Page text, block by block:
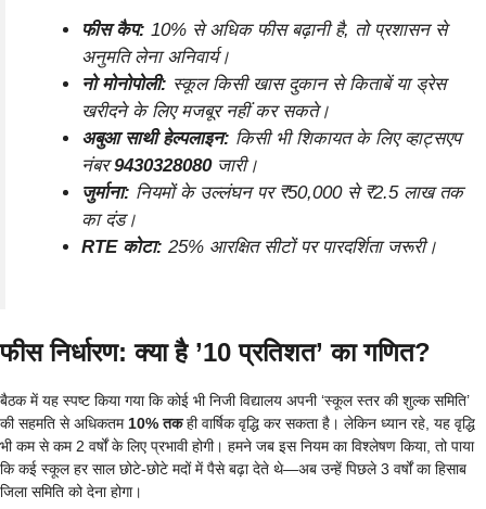
फीस कैप: 10% से अधिक फीस बढ़ानी है, तो प्रशासन से
अनुमति लेना अनिवार्य।
नो मोनोपोली: स्कूल किसी खास दुकान से किताबें या ड्रेस
खरीदने के लिए मजबूर नहीं कर सकते।
अबुआ साथी हेल्पलाइन: किसी भी शिकायत के लिए व्हाट्सएप
नंबर9430328080जारी।
जुर्माना: नियमों के उल्लंघन पर ₹50,000 से ₹2.5 लाख तक
का दंड।
RTE कोटा: 25% आरक्षित सीटों पर पारदर्शिता जरूरी।
फीस निर्धारण: क्या है ’10 प्रतिशत’ का गणित?
बैठक में यह स्पष्ट किया गया कि कोई भी निजी विद्यालय अपनी ‘स्कूल स्तर की शुल्क समिति’
की सहमति से अधिकतम 10% तकही वार्षिक वृद्धि कर सकता है। लेकिन ध्यान रहे, यह वृद्धि
भी कम से कम 2 वर्षों के लिए प्रभावी होगी। हमने जब इस नियम का विश्लेषण किया, तो पाया
कि कई स्कूल हर साल छोटे-छोटे मदों में पैसे बढ़ा देते थे—अब उन्हें पिछले 3 वर्षों का हिसाब
जिला समिति को देना होगा।